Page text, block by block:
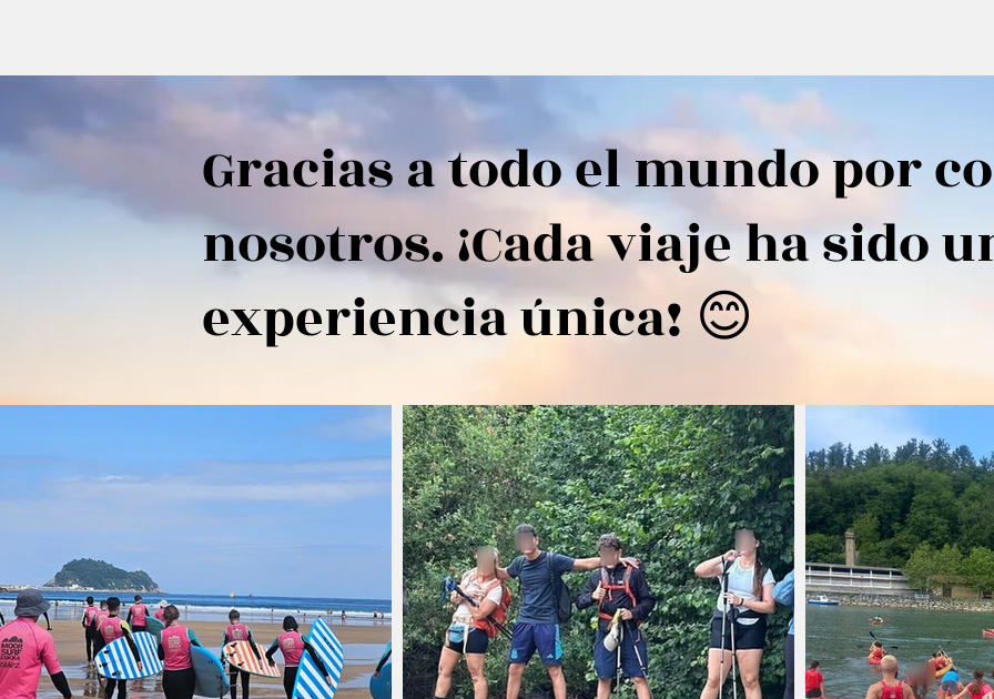
Gracias a todo el mundo por
nosotros. ¡Cada viaje ha sido
experiencia única! 😊